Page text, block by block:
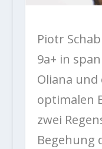
Piotr
9a+ in
Oliana und
optimalen
zwei
Begehung